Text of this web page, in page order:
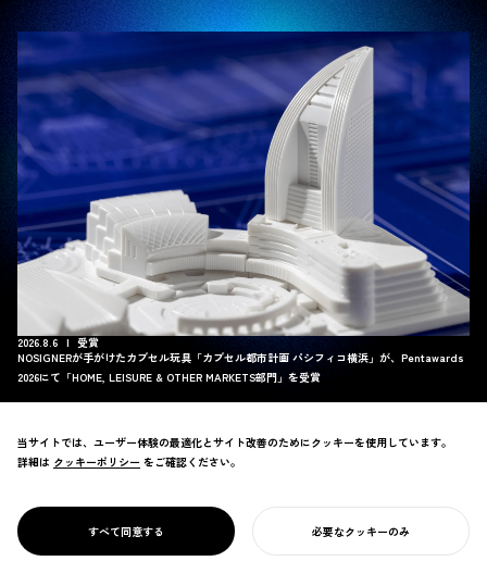
2026.8.6
受賞
NOSIGNERが手がけたカプセル玩具「カプセル都市計画 パシフィコ横浜」が、Pentawards
2026にて「HOME, LEISURE & OTHER MARKETS部門」を受賞
当サイトでは、ユーザー体験の最適化とサイト改善のためにクッキーを使用しています。
詳細は クッキーポリシー
クッキーポリシー をご確認ください。
すべて同意する 必要なクッキーのみ